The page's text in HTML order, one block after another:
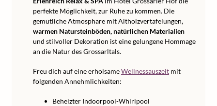
perfekte Möglichkeit, zur Ruhe zu kommen. Die
gemütliche Atmosphäre mit Altholzvertäfelungen,
warmen Natursteinböden, natürlichen Materialien
und stilvoller Dekoration ist eine gelungene Hommage
an die Natur des Grossarltals.
Freu dich auf eine erholsameWellnessauszeit mit
folgenden Annehmlichkeiten:
Beheizter Indoorpool-Whirlpool